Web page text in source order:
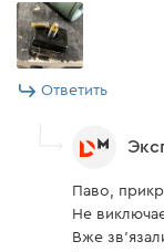
Ответить
Паво,
Не
Вже